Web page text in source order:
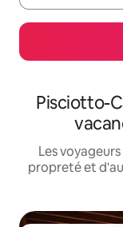
Pisciotto-
Les
propreté et